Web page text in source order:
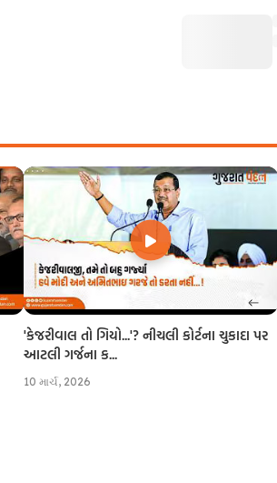
'કેજરીવાલ તો ગિયો...'? નીચલી કોર્ટના ચુકાદા પર
આટલી ગર્જના ક...
10 માર્ચ, 2026